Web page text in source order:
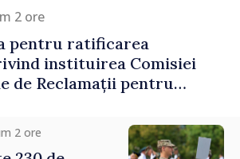
2 ore
pentru ratificarea
instituirea Comisiei
de Reclamații pentru
2 ore